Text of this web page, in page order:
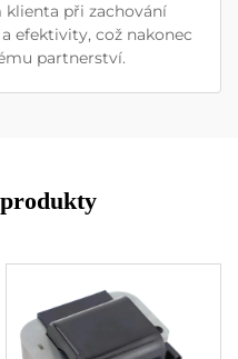
při zachování
efektivity, což nakonec
partnerství.